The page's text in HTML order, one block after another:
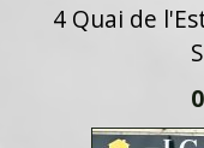
4 Quai de